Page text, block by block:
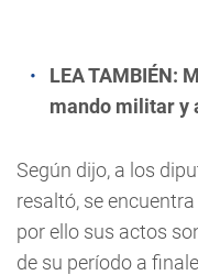
LEA TAMBIÉN:
mando militar y
Según dijo, a los
resaltó, se
por ello sus actos
de su período a